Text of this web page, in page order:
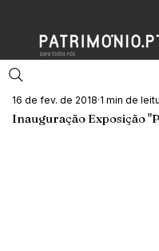
Inauguração Exposição
16 de fev. de 2018 1 min de